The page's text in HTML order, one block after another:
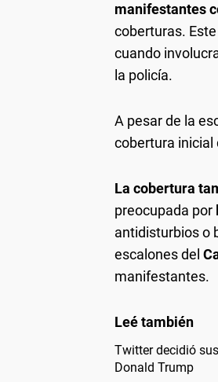
manifestantes
coberturas.
cuando
la policía.
A pesar de la
cobertura inicial
La cobertura
preocupada por
antidisturbios o
escalones del
manifestantes.
Twitter decidió
Donald Trump